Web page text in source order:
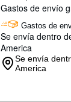
Gastos de envío
Gastos de
Se envía dentro
America
Se envía
America